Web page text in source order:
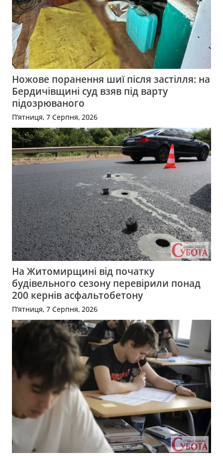
Ножове поранення шиї після застілля: на
Бердичівщині суд взяв під варту
підозрюваного
П’ятниця, 7 Серпня, 2026
На Житомирщині від початку
будівельного сезону перевірили понад
200 кернів асфальтобетону
П’ятниця, 7 Серпня, 2026